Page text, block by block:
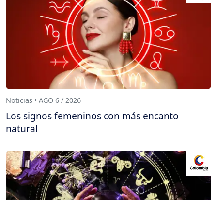
Noticias • AGO 6 / 2026
Los signos femeninos con más encanto
natural